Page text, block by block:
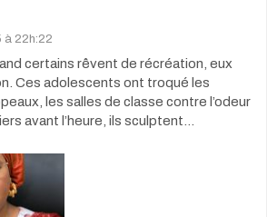
à 22h:22
certains rêvent de récréation, eux
Ces adolescents ont troqué les
les salles de classe contre l’odeur
avant l’heure, ils sculptent…